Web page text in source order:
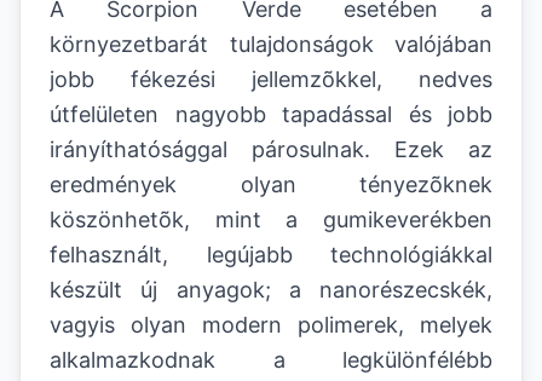
A Scorpion Verde esetében a
környezetbarát tulajdonságok valójában
jobb fékezési jellemzõkkel, nedves
útfelületen nagyobb tapadással és jobb
irányíthatósággal párosulnak. Ezek az
eredmények olyan tényezõknek
köszönhetõk, mint a gumikeverékben
felhasznált, legújabb technológiákkal
készült új anyagok; a nanorészecskék,
vagyis olyan modern polimerek, melyek
alkalmazkodnak a legkülönfélébb